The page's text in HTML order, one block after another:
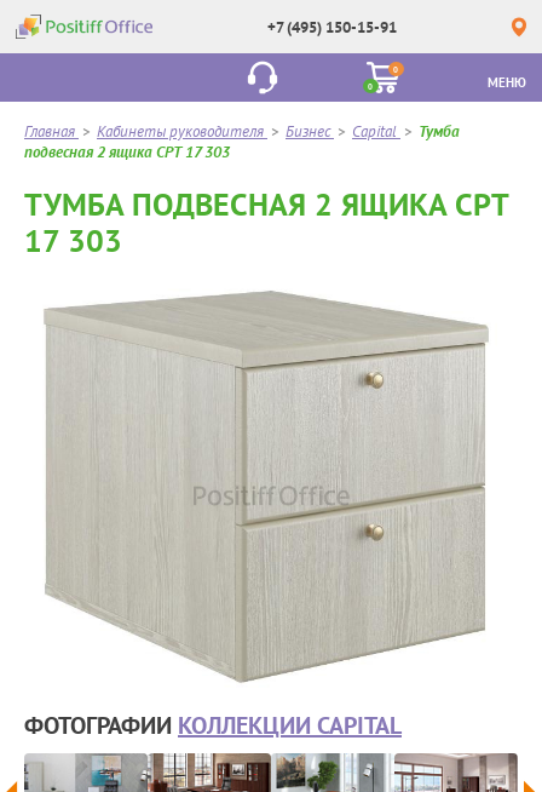
+7 (495) 150-15-91
0
0
МЕНЮ
Главная > Кабинеты руководителя > Бизнес > Capital > Тумба
подвесная 2 ящика CPT 17 303
ТУМБА ПОДВЕСНАЯ 2 ЯЩИКА CPT
17 303
ФОТОГРАФИИ КОЛЛЕКЦИИ CAPITAL